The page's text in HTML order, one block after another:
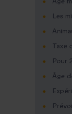
Les
Taxe
Pour
Âge